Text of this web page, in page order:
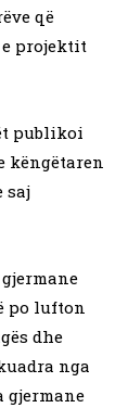
që
projektit
publikoi
këngëtaren
saj
po lufton
dhe
nga
gjermane